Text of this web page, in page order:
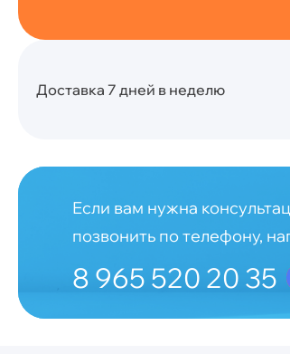
Доставка 7 дней в неделю
Если вам нужна
позвонить по телефону,
8 965 520 20 35